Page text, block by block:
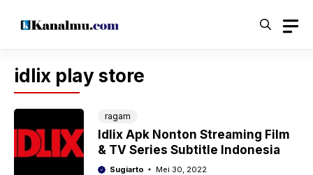
idlix play store
ragam
Idlix Apk Nonton Streaming Film
& TV Series Subtitle Indonesia
Sugiarto Mei 30, 2022